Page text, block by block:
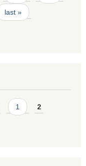
last »
1 2